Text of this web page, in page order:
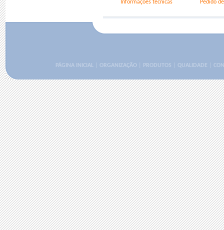
Informações técnicas Pedido
PÁGINA INICIAL| ORGANIZAÇÃO| PRODUTOS QUALIDADE